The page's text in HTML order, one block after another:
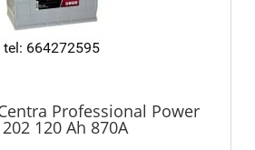
Professional Power
120 Ah 870A